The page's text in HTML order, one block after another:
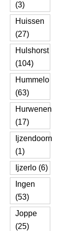
(3)
Huissen
(27)
Hulshorst
(104)
Hummelo
(63)
Hurwenen
(17)
Ijzendoorn
(1)
Ijzerlo (6)
Ingen
(53)
Joppe
(25)